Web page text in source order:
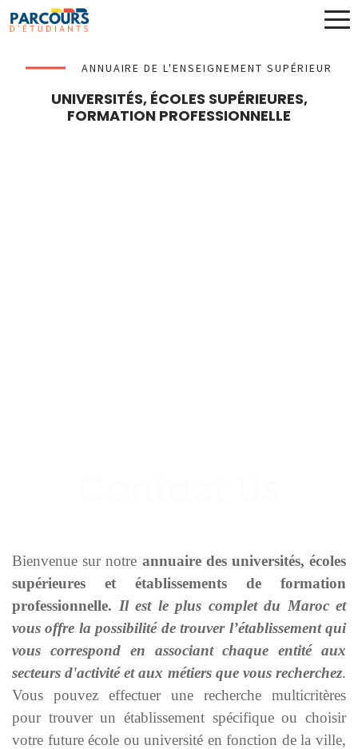
ANNUAIRE DE L'ENSEIGNEMENT SUPÉRIEUR
UNIVERSITÉS, ÉCOLES SUPÉRIEURES,
FORMATION PROFESSIONNELLE
Bienvenue sur notre annuaire des universités, écoles
supérieures et établissements de formation
professionnelle. Il est le plus complet du Maroc et
vous offre la possibilité de trouver l’établissement qui
vous correspond en associant chaque entité aux
secteurs d'activité et aux métiers que vous recherchez.
Vous pouvez effectuer une recherche multicritères
pour trouver un établissement spécifique ou choisir
votre future école ou université en fonction de la ville,